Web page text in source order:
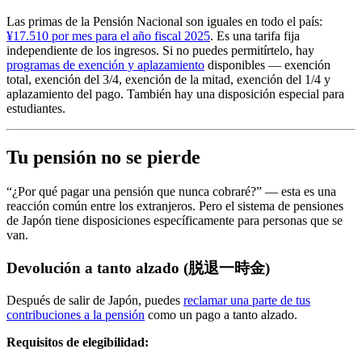
Las primas de la Pensión Nacional son iguales en todo el país:
¥17.510 por mes para el año fiscal 2025. Es una tarifa fija
independiente de los ingresos. Si no puedes permitírtelo, hay
programas de exención y aplazamiento disponibles — exención
total, exención del 3/4, exención de la mitad, exención del 1/4 y
aplazamiento del pago. También hay una disposición especial para
estudiantes.
Tu pensión no se pierde
“¿Por qué pagar una pensión que nunca cobraré?” — esta es una
reacción común entre los extranjeros. Pero el sistema de pensiones
de Japón tiene disposiciones específicamente para personas que se
van.
Devolución a tanto alzado (脱退一時金)
Después de salir de Japón, puedes reclamar una parte de tus
contribuciones a la pensión como un pago a tanto alzado.
Requisitos de elegibilidad: